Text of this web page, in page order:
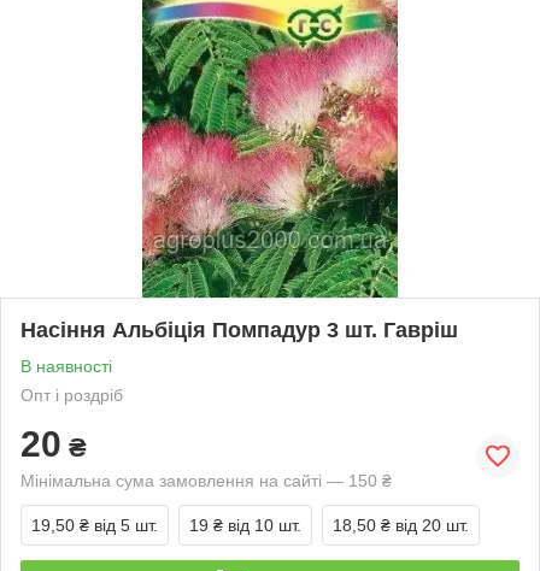
Насіння Альбіція Помпадур 3 шт. Гавріш
В наявності
Опт і роздріб
20 ₴
Мінімальна сума замовлення на сайті — 150 ₴
19,50 ₴ від 5 шт. 19 ₴ від 10 шт. 18,50 ₴ від 20 шт.